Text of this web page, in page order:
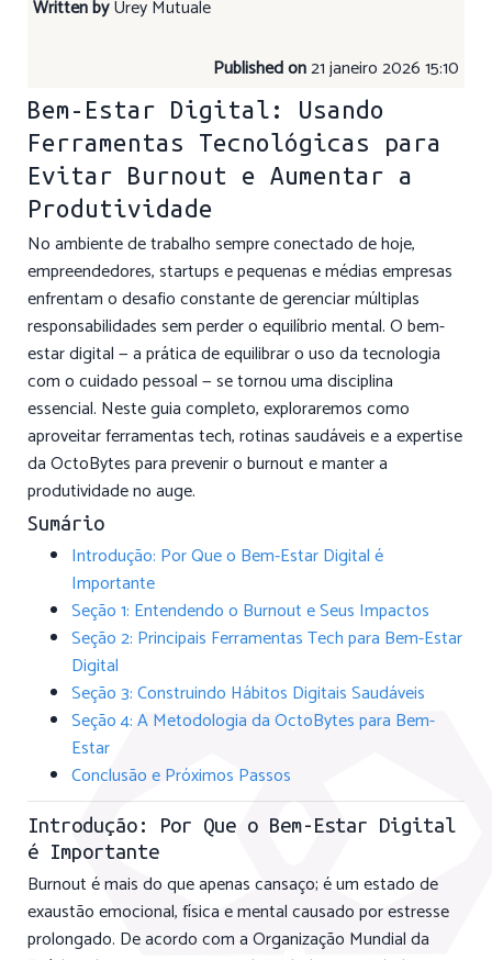
Written byUrey Mutuale
Published on21 janeiro 2026 15:10
Bem-Estar Digital: Usando
Ferramentas Tecnológicas para
Evitar Burnout e Aumentar a
Produtividade
No ambiente de trabalho sempre conectado de hoje,
empreendedores, startups e pequenas e médias empresas
enfrentam o desafio constante de gerenciar múltiplas
responsabilidades sem perder o equilíbrio mental. O bem-
estar digital — a prática de equilibrar o uso da tecnologia
com o cuidado pessoal — se tornou uma disciplina
essencial. Neste guia completo, exploraremos como
aproveitar ferramentas tech, rotinas saudáveis e a expertise
da OctoBytes para prevenir o burnout e manter a
produtividade no auge.
Sumário
Introdução: Por Que o Bem-Estar Digital é
Importante
Seção 1: Entendendo o Burnout e Seus Impactos
Seção 2: Principais Ferramentas Tech para Bem-Estar
Digital
Seção 3: Construindo Hábitos Digitais Saudáveis
Seção 4: A Metodologia da OctoBytes para Bem-
Estar
Conclusão e Próximos Passos
Introdução: Por Que o Bem-Estar Digital
é Importante
Burnout é mais do que apenas cansaço; é um estado de
exaustão emocional, física e mental causado por estresse
prolongado. De acordo com a Organização Mundial da